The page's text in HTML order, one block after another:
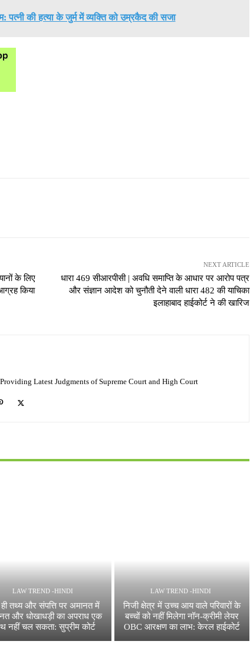
पत्नी की हत्या के जुर्म में व्यक्ति को उम्रकैद की सजा
के लिए
किया
NEXT ARTICLE
धारा 469 सीआरपीसी | अवधि समाप्ति के आधार पर आरोप पत्र
और संज्ञान आदेश को चुनौती देने वाली धारा 482 की याचिका
इलाहाबाद हाईकोर्ट ने की खारिज
Latest Judgments of Supreme Court and High Court
LAW TREND -HINDI
तथ्य और संपत्ति पर अमानत में
और धोखाधड़ी का अपराध एक
नहीं चल सकता: सुप्रीम कोर्ट
LAW TREND -HINDI
निजी क्षेत्र में उच्च आय वाले परिवारों के
बच्चों को नहीं मिलेगा नॉन-क्रीमी लेयर
OBC आरक्षण का लाभ: केरल हाईकोर्ट